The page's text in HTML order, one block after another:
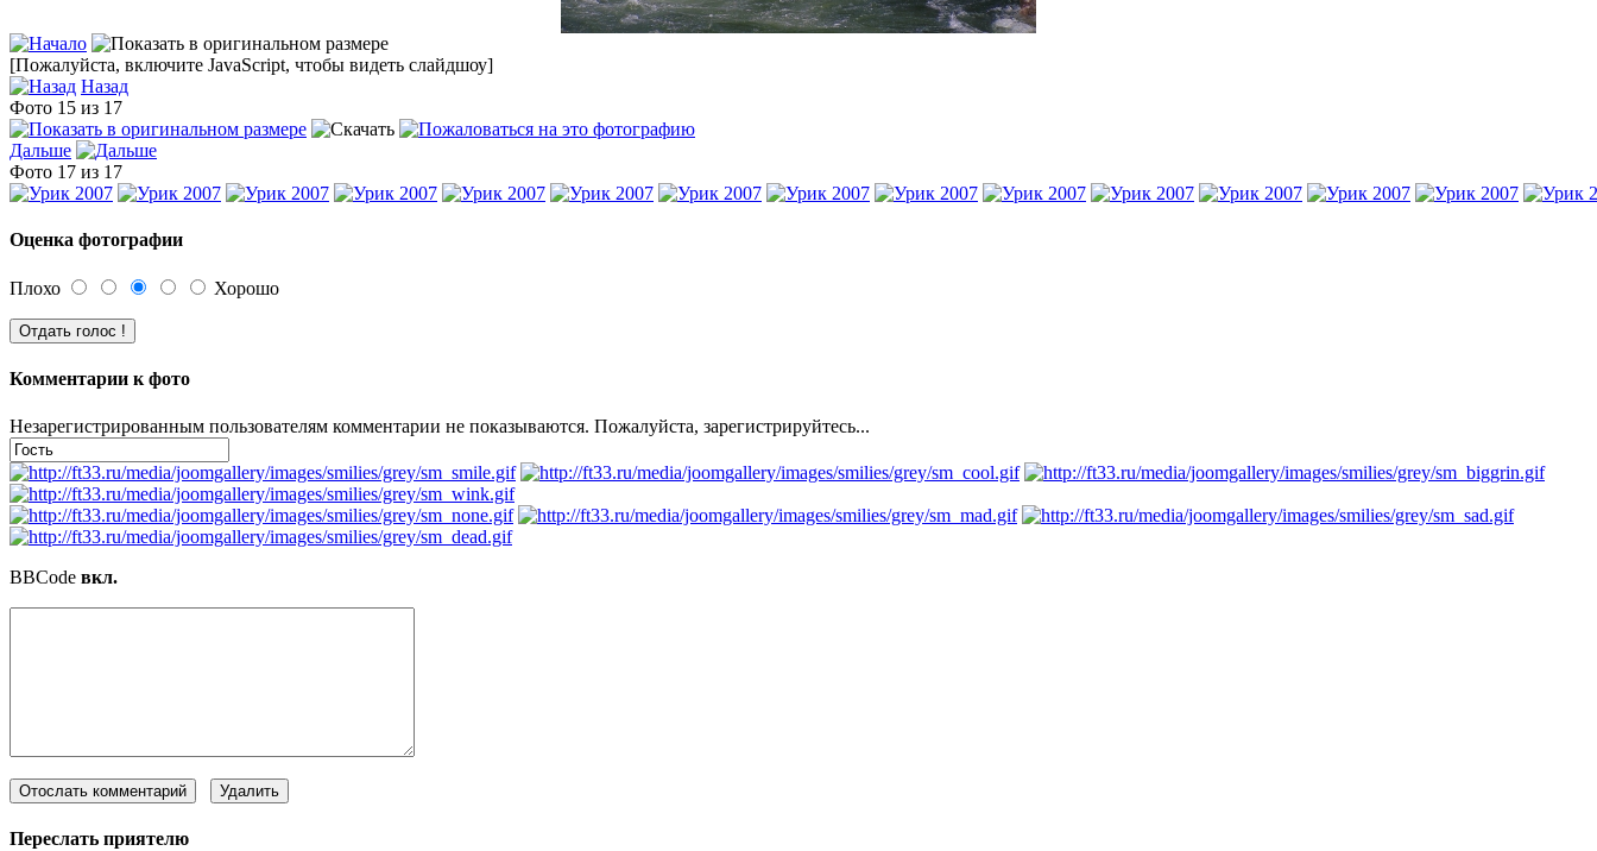
[Пожалуйста, включите JavaScript, чтобы видеть слайдшоу]
Назад
Фото 15 из 17
Дальше
Фото 17 из 17
Оценка фотографии
Плохо Хорошо
Комментарии к фото
Незарегистрированным пользователям комментарии не показываются. Пожалуйста, зарегистрируйтесь...
BBCode вкл.
Переслать приятелю